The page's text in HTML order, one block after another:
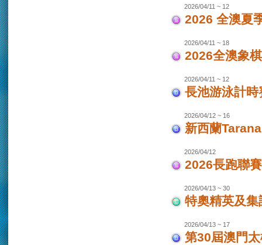
2026/04/11 ~ 12
2026 全澳夏
2026/04/11 ~ 18
2026全澳象
2026/04/11 ~ 12
長池游泳計
2026/04/12 ~ 16
新西蘭
2026/04/12
2026長跑聯
2026/04/13 ~ 30
特奧精英及
2026/04/13 ~ 17
第30屆澳門